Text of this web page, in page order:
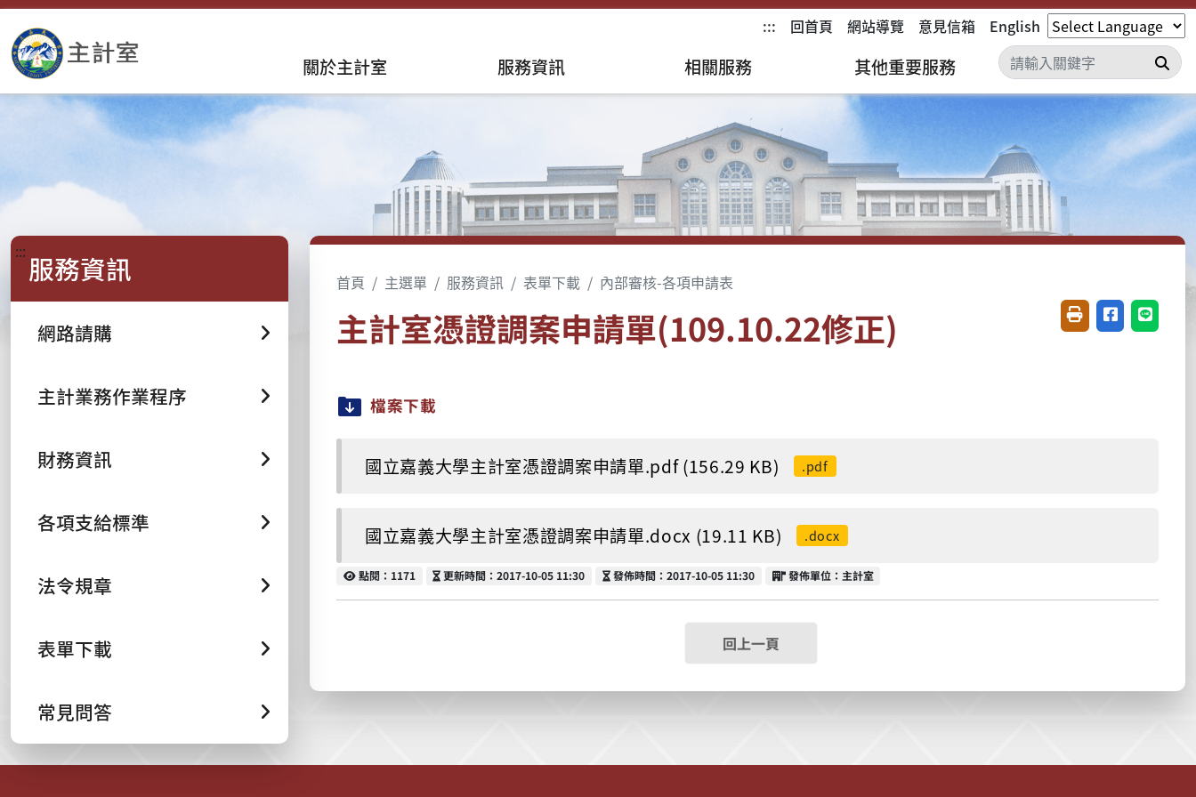
::: 回首頁 網站導覽 意見信箱 English
關於主計室 服務資訊 相關服務 其他重要服務 搜尋
::: 服務資訊
網路請購
主計業務作業程序
財務資訊
各項支給標準
法令規章
表單下載
常見問答
首頁 主選單 服務資訊 表單下載 內部審核-各項申請表
主計室憑證調案申請單(109.10.22修正) 友善列印(開新視窗)
分享至臉書(
分享至
檔案下載
國立嘉義大學主計室憑證調案申請單.pdf (156.29 KB) .pdf
國立嘉義大學主計室憑證調案申請單.docx (19.11 KB) .docx
點閱
點閱：1171 更新時間
更新時間：2017-10-05 11:30 發佈時間
發佈時間：2017-10-05 11:30 發佈單位
發佈單位：主計室
回上一頁